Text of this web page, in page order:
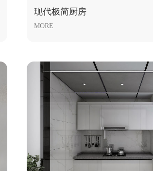
现代极简厨房
MORE